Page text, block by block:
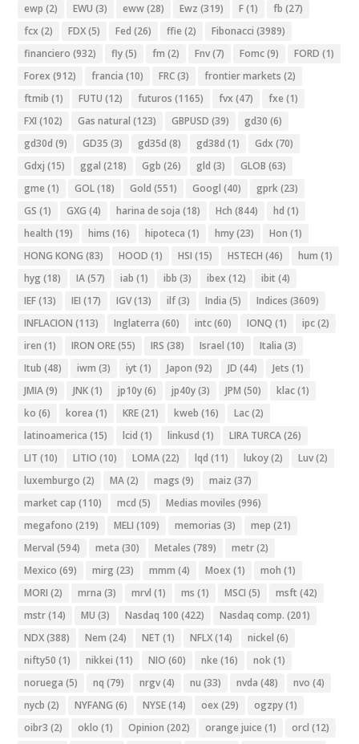
ewp (2) EWU (3) eww(28) Ewz (319) F(1) fb (27)
fcx (2) FDX(5) Fed (26) ffie (2) Fibonacci (3989)
financiero (932) fly(5) fm (2) Fnv(7) Fomc(9) FORD (1)
Forex (912) francia (10) FRC(3) frontier markets (2)
ftmib (1) FUTU (12) futuros (1165) fvx (47) fxe (1)
FXI (102) Gas natural (123) GBPUSD (39) gd30 (6)
gd30d (9) GD35 (3) gd35d (8) gd38d (1) Gdx (70)
Gdxj (15) ggal (218) Ggb (26) gld (3) GLOB (63)
gme (1) GOL(18) Gold (551) Googl (40) gprk(23)
GS (1) GXG (4) harina de soja (18) Hch (844) hd (1)
health (19) hims (16) hipoteca (1) hmy(23) Hon (1)
HONG KONG (83) HOOD (1) HSI (15) HSTECH (46) hum (1)
hyg (18) IA(57) iab (1) ibb (3) ibex (12) ibit (4)
IEF(13) IEI (17) IGV(13) ilf(3) India (5) Indices (3609)
INFLACION (113) Inglaterra (60) intc(60) IONQ (1) ipc(2)
iren (1) IRON ORE(55) IRS (38) Israel (10) Italia (3)
Itub (48) iwm (3) iyt (1) Japon (92) JD (44) Jets (1)
JMIA(9) JNK(1) jp10y(6) jp40y(3) JPM (50) klac(1)
ko (6) korea (1) KRE(21) kweb (16) Lac(2)
latinoamerica (15) lcid (1) linkusd (1) LIRA TURCA(26)
LIT (10) LITIO (10) LOMA(22) lqd (11) lukoy(2) Luv(2)
luxemburgo (2) MA(2) mags (9) maiz (37)
market cap (110) mcd (5) Medias moviles (996)
megafono (219) MELI (109) memorias (3) mep (21)
Merval (594) meta (30) Metales (789) metr(2)
Mexico (69) mirg (23) mmm (4) Moex (1) moh (1)
MORI (2) mrna (3) mrvl (1) ms (1) MSCI (5) msft (42)
mstr(14) MU (3) Nasdaq 100 (422) Nasdaq comp. (201)
NDX(388) Nem (24) NET (1) NFLX(14) nickel (6)
nifty50 (1) nikkei (11) NIO (60) nke (16) nok(1)
noruega (5) nq (79) nrgv(4) nu (33) nvda (48) nvo (4)
nycb (2) NYFANG (6) NYSE(14) oex (29) ogzpy(1)
oibr3 (2) oklo (1) Opinion (202) orange juice (1) orcl (12)